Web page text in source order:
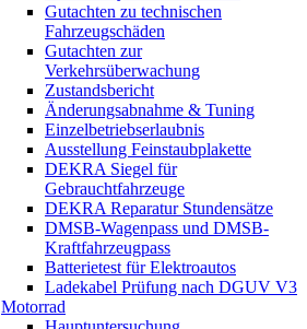
Gutachten zu technischen
Fahrzeugschäden
Gutachten zur
Verkehrsüberwachung
Zustandsbericht
Änderungsabnahme & Tuning
Einzelbetriebserlaubnis
Ausstellung Feinstaubplakette
DEKRA Siegel für
Gebrauchtfahrzeuge
DEKRA Reparatur Stundensätze
DMSB-Wagenpass und DMSB-
Kraftfahrzeugpass
Batterietest für Elektroautos
Ladekabel Prüfung nach DGUV V3
Motorrad